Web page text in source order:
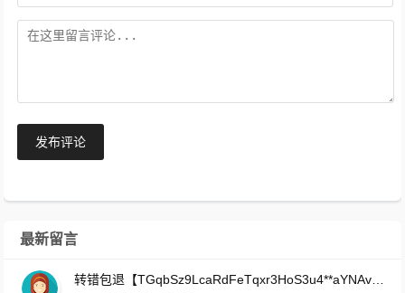
发布评论
最新留言